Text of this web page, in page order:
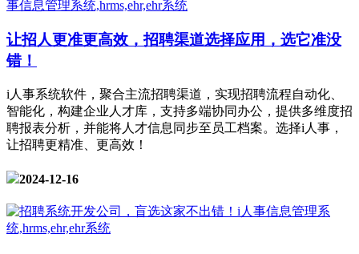
让招人更准更高效，招聘渠道选择应用，选它准没
错！
i人事系统软件，聚合主流招聘渠道，实现招聘流程自动化、
智能化，构建企业人才库，支持多端协同办公，提供多维度招
聘报表分析，并能将人才信息同步至员工档案。选择i人事，
让招聘更精准、更高效！
2024-12-16